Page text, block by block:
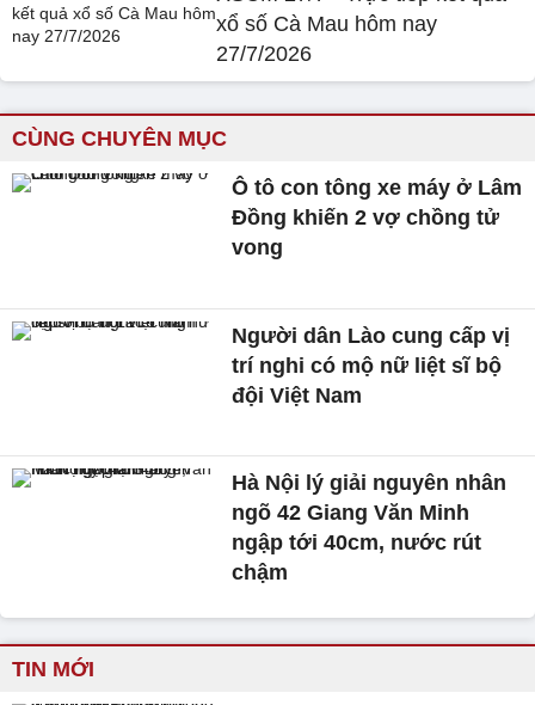
xổ số Cà Mau hôm nay
27/7/2026
CÙNG CHUYÊN MỤC
Ô tô con tông xe máy ở Lâm
Đồng khiến 2 vợ chồng tử
vong
Người dân Lào cung cấp vị
trí nghi có mộ nữ liệt sĩ bộ
đội Việt Nam
Hà Nội lý giải nguyên nhân
ngõ 42 Giang Văn Minh
ngập tới 40cm, nước rút
chậm
TIN MỚI